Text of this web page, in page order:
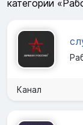
категории
Канал